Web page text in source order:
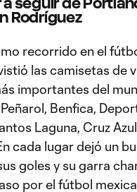
Rodríguez
recorrido en el
las camisetas de
importantes del
Benfica,
Laguna, Cruz
cada lugar dejó un
goles y su garra
por el fútbol